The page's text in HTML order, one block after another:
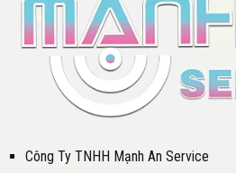
Công Ty TNHH Mạnh An Service